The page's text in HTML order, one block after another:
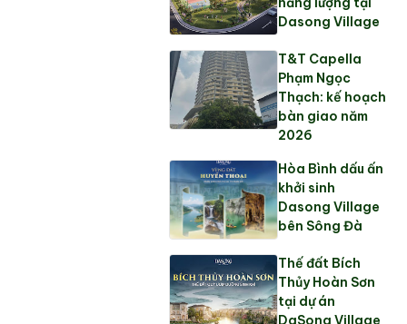
Dasong Village
T&T Capella
Phạm Ngọc
Thạch: kế hoạch
bàn giao năm
2026
Hòa Bình dấu ấn
khởi sinh
Dasong Village
bên Sông Đà
Thế đất Bích
Thủy Hoàn Sơn
tại dự án
DaSong Village